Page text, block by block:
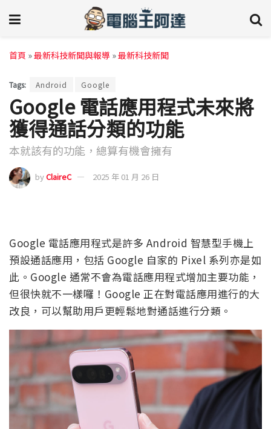
首頁 »最新科技新聞與報導 »最新科技新聞
Tags: Android Google
Google 電話應用程式未來將
獲得通話分類的功能
本就該有的功能，總算有機會擁有
byClaireC 2025 年 01 月 26 日
Google 電話應用程式是許多 Android 智慧型手機上
預設通話應用，包括 Google 自家的 Pixel 系列亦是如
此。Google 通常不會為電話應用程式增加主要功能，
但很快就不一樣囉！Google 正在對電話應用進行的大
改良，可以幫助用戶更輕鬆地對通話進行分類。